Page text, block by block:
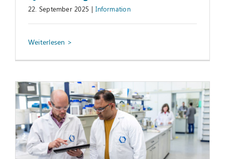
22. September 2025 | Information
GPT-basiertes Assistenzsystem für eine
Fachartikel